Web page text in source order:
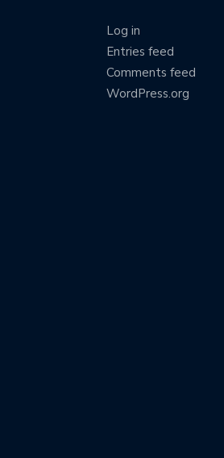
Log in
Entries feed
Comments feed
WordPress.org